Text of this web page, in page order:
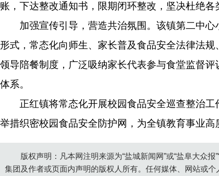
账，下达整改通知书，限期闭环整改，坚决杜绝
加强宣传引导，营造共治氛围。该镇第二中
形式，常态化向师生、家长普及食品安全法律法
领导陪餐制度，广泛吸纳家长代表参与食堂监督
体系。
正红镇将常态化开展校园食品安全巡查整治
举措织密校园食品安全防护网，为全镇教育事业
版权声明：凡本网注明来源为“盐城新闻网”或“盐阜大众
集团及作者或页面内声明的版权人所有。任何媒体、网站或